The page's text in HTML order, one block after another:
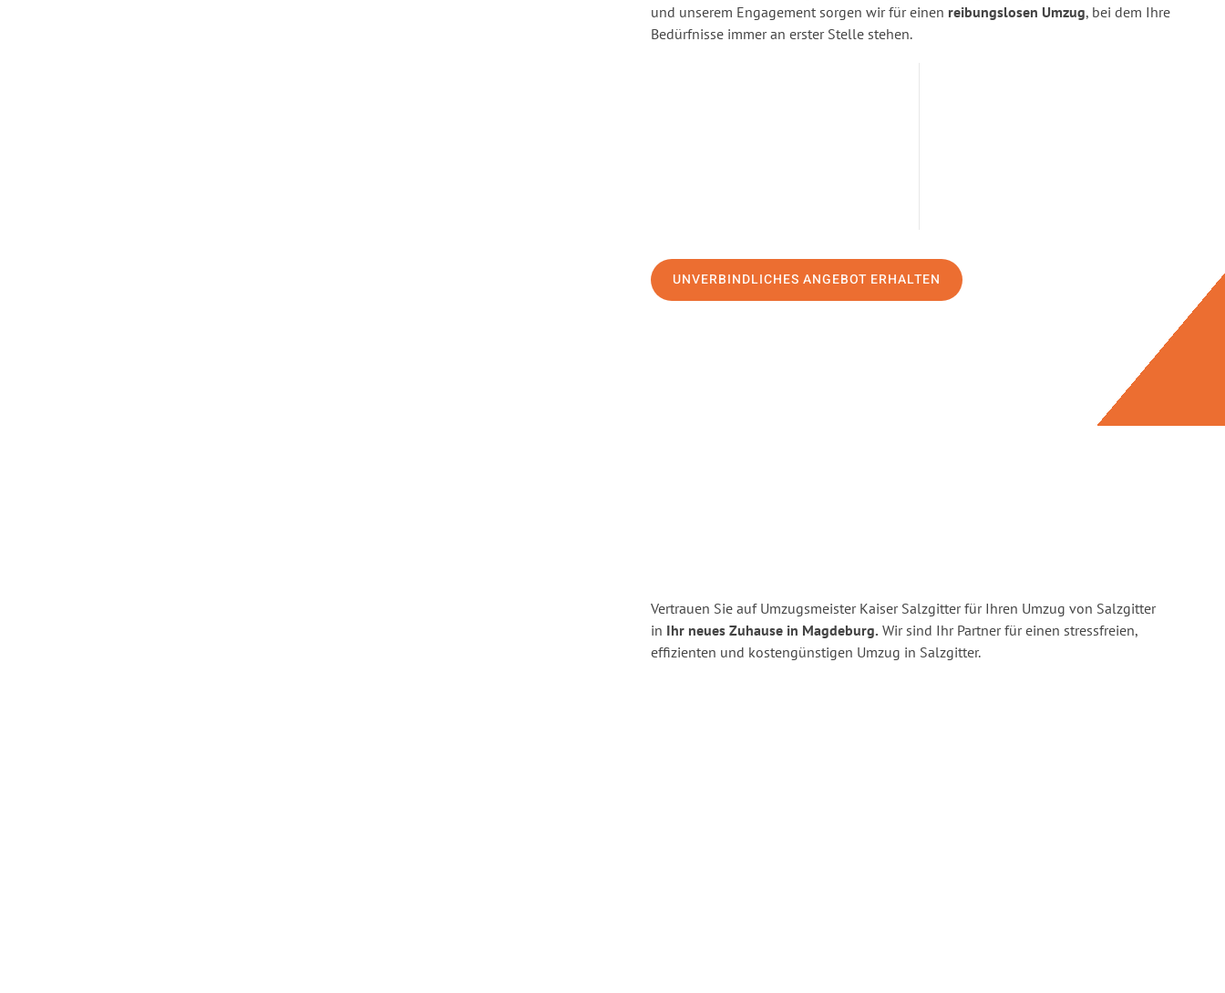
und unserem Engagement sorgen wir für einen reibungslosen Umzug, bei dem Ihre
Bedürfnisse immer an erster Stelle stehen.
UNVERBINDLICHES ANGEBOT ERHALTEN
Vertrauen Sie auf Umzugsmeister Kaiser Salzgitter für Ihren Umzug von Salzgitter
in Ihr neues Zuhause in Magdeburg. Wir sind Ihr Partner für einen stressfreien,
effizienten und kostengünstigen Umzug in Salzgitter.